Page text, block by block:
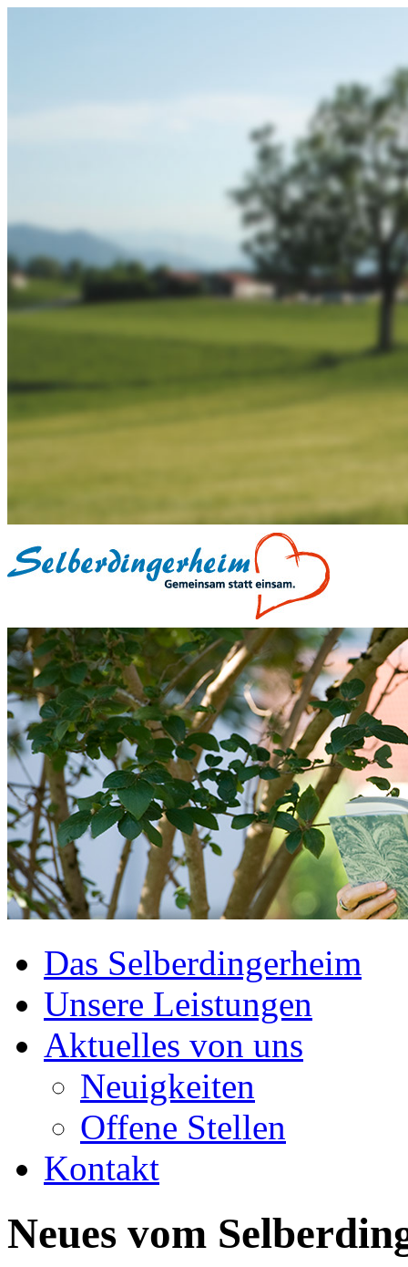
Das Selberdingerheim
Unsere Leistungen
Aktuelles von uns
Neuigkeiten
Offene Stellen
Kontakt
Neues vom